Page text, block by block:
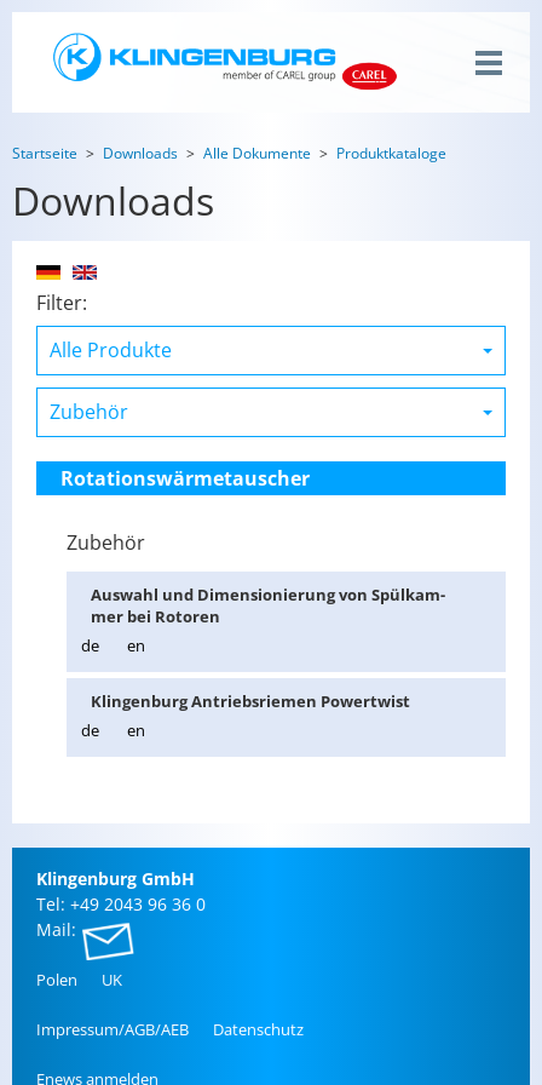
Startseite Downloads Alle Dokumente Produktkataloge
Downloads
Filter:
Rotationswärmetauscher
Zubehör
Aus­wahl und Di­men­sio­nie­rung von Spül­kam­
mer bei Ro­to­ren
de
en
Klin­gen­burg An­triebs­rie­men Powert­wist
de
en
Klin­gen­burg GmbH
Tel: +49 2043 96 36 0
Mail:
Polen UK
Im­pres­sum/AGB/AEB Da­ten­schutz
Enews an­mel­den